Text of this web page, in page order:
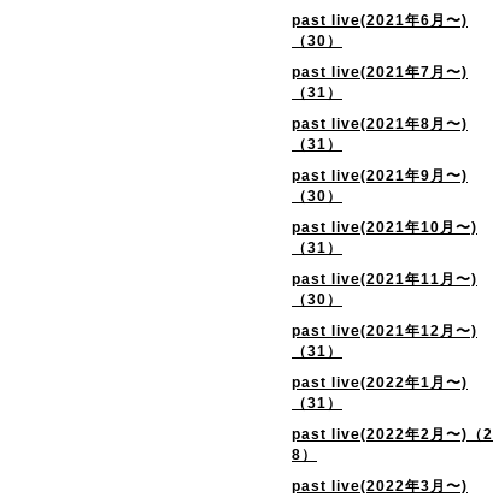
past live(2021年6月〜)
（30）
past live(2021年7月〜)
（31）
past live(2021年8月〜)
（31）
past live(2021年9月〜)
（30）
past live(2021年10月〜)
（31）
past live(2021年11月〜)
（30）
past live(2021年12月〜)
（31）
past live(2022年1月〜)
（31）
past live(2022年2月〜)（2
8）
past live(2022年3月〜)